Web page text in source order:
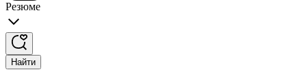
Резюме
Найти